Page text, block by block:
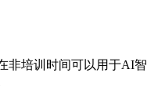
非培训时间可以用于AI智